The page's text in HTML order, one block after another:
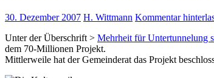
30. Dezember 2007 H. Wittmann Kommentar
Unter der Überschrift > Mehrheit für Untertunnelung
dem 70-Millionen Projekt.
Mittlerweile hat der Gemeinderat das Projekt